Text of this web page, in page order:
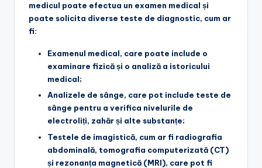
medicul poate efectua un examen medical și
poate solicita diverse teste de diagnostic, cum ar
fi:
Examenul medical, care poate include o
examinare fizică și o analiză a istoricului
medical;
Analizele de sânge, care pot include teste de
sânge pentru a verifica nivelurile de
electroliți, zahăr și alte substanțe;
Testele de imagistică, cum ar fi radiografia
abdominală, tomografia computerizată (CT)
și rezonanța magnetică (MRI), care pot fi